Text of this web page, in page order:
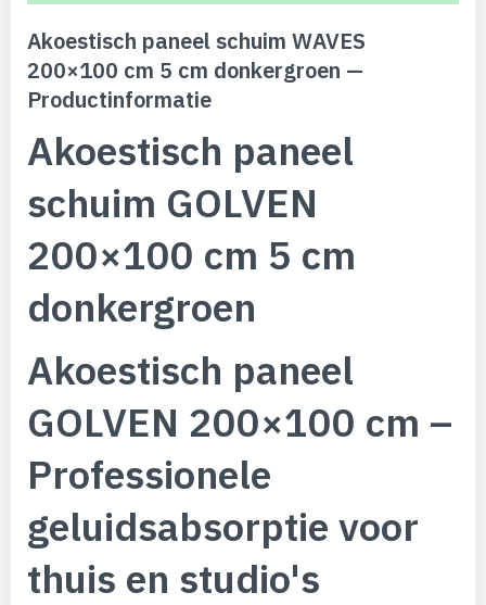
Akoestisch paneel schuim WAVES
200×100 cm 5 cm donkergroen —
Productinformatie
Akoestisch paneel
schuim GOLVEN
200×100 cm 5 cm
donkergroen
Akoestisch paneel
GOLVEN 200×100 cm –
Professionele
geluidsabsorptie voor
thuis en studio's